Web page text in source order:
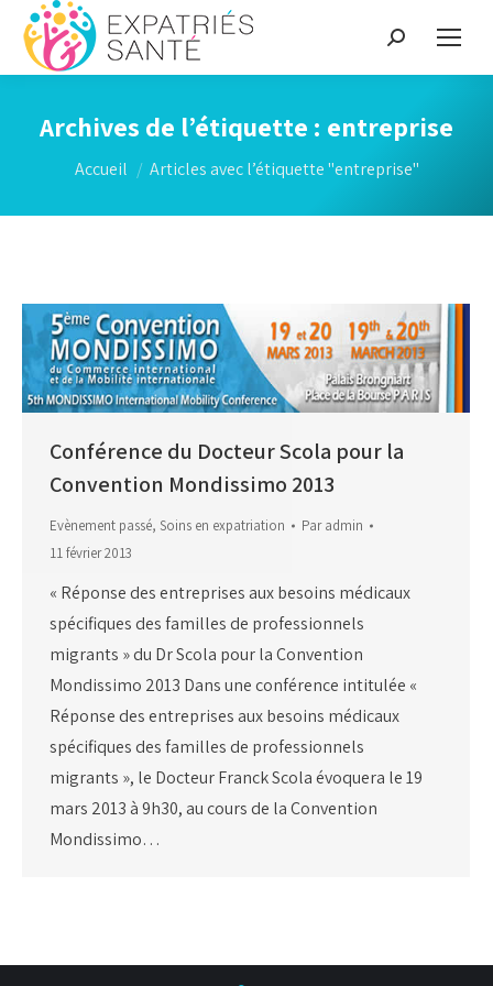
Recherche
:
Archives de l’étiquette : entreprise
Vous êtes ici :
Accueil Articles avec l’étiquette "entreprise"
Conférence du Docteur Scola pour la
Convention Mondissimo 2013
Evènement passé, Soins en expatriation Paradmin
11 février 2013
« Réponse des entreprises aux besoins médicaux
spécifiques des familles de professionnels
migrants » du Dr Scola pour la Convention
Mondissimo 2013 Dans une conférence intitulée «
Réponse des entreprises aux besoins médicaux
spécifiques des familles de professionnels
migrants », le Docteur Franck Scola évoquera le 19
mars 2013 à 9h30, au cours de la Convention
Mondissimo…